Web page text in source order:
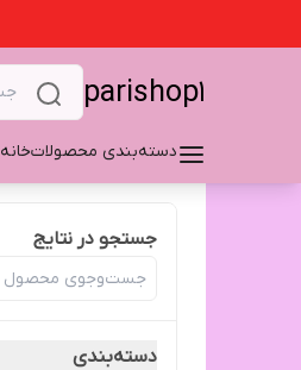
parishop1
دسته‌بندی محصولاتخانه
جستجو در نتایج
دسته‌بندی